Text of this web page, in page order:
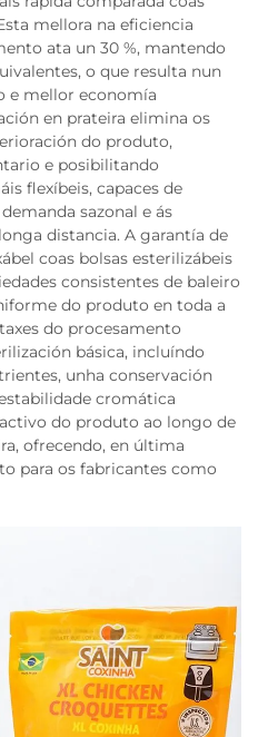
mellora na eficiencia
ata un 30 %, mantendo
o que resulta nun
e mellor economía
en prateira elimina os
do produto,
e posibilitando
flexíbeis, capaces de
sazonal e ás
distancia. A garantía de
coas bolsas esterilizábeis
consistentes de baleiro
do produto en toda a
do procesamento
básica, incluíndo
unha conservación
cromática
do produto ao longo de
ofrecendo, en última
para os fabricantes como